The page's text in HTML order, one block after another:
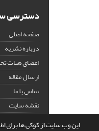
این وب سایت از کوکی ها برای
دسترسی
صفحه اصلی
درباره نشریه
اعضای هیات
ارسال مقاله
تماس با ما
نقشه سایت